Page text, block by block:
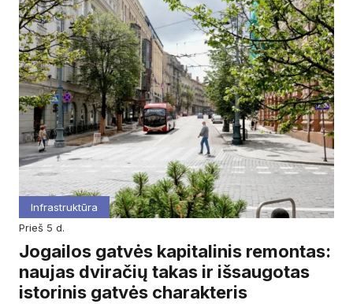
Infrastruktūra
prieš 5 d.
Jogailos gatvės kapitalinis remontas:
naujas dviračių takas ir išsaugotas
istorinis gatvės charakteris